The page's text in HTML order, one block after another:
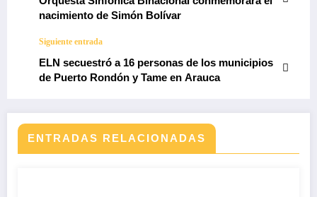
nacimiento de Simón Bolívar
Siguiente entrada
ELN secuestró a 16 personas de los municipios
de Puerto Rondón y Tame en Arauca
ENTRADAS RELACIONADAS